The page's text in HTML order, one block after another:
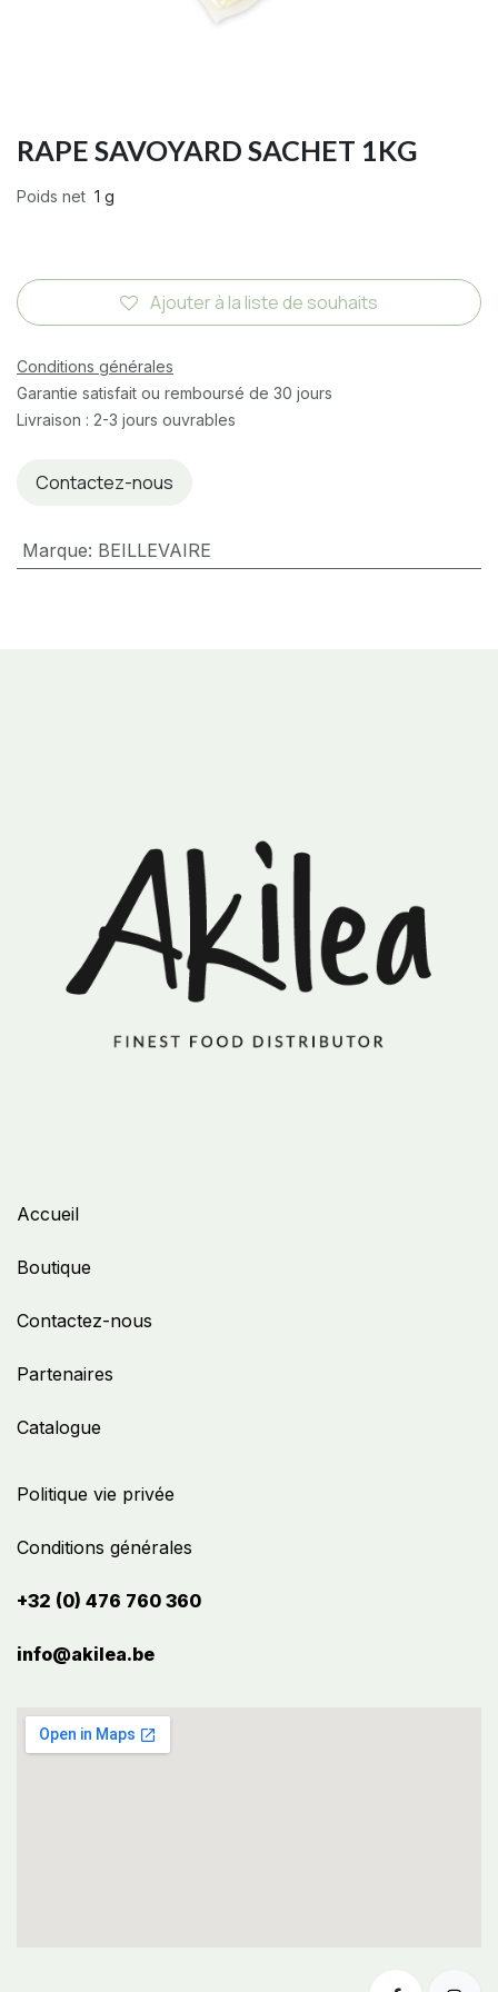
RAPE SAVOYARD SACHET 1KG
Poids net 1 g
Ajouter à la liste de souhaits
Conditions générales
Garantie satisfait ou remboursé de 30 jours
Livraison : 2-3 jours ouvrables
Contactez-nous
Marque: BEILLEVAIRE
Politique vie privée
Conditions générales
+32 (0) 476 760 360
info@akilea.be​
Accueil
Boutique
Contactez-nous
Partenaires
Catalogue